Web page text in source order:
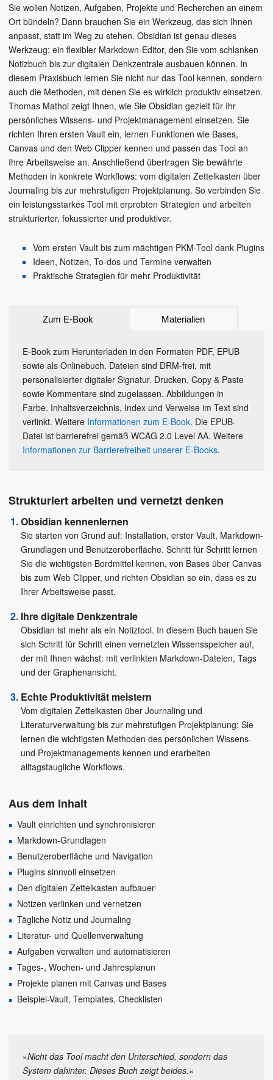
Sie wollen Notizen, Aufgaben, Projekte und Recherchen an einem
Ort bündeln? Dann brauchen Sie ein Werkzeug, das sich Ihnen
anpasst, statt im Weg zu stehen. Obsidian ist genau dieses
Werkzeug: ein flexibler Markdown-Editor, den Sie vom schlanken
Notizbuch bis zur digitalen Denkzentrale ausbauen können. In
diesem Praxisbuch lernen Sie nicht nur das Tool kennen, sondern
auch die Methoden, mit denen Sie es wirklich produktiv einsetzen.
Thomas Mathoi zeigt Ihnen, wie Sie Obsidian gezielt für Ihr
persönliches Wissens- und Projektmanagement einsetzen. Sie
richten Ihren ersten Vault ein, lernen Funktionen wie Bases,
Canvas und den Web Clipper kennen und passen das Tool an
Ihre Arbeitsweise an. Anschließend übertragen Sie bewährte
Methoden in konkrete Workflows: vom digitalen Zettelkasten über
Journaling bis zur mehrstufigen Projektplanung. So verbinden Sie
ein leistungsstarkes Tool mit erprobten Strategien und arbeiten
strukturierter, fokussierter und produktiver.
Vom ersten Vault bis zum mächtigen PKM-Tool dank Plugins
Ideen, Notizen, To-dos und Termine verwalten
Praktische Strategien für mehr Produktivität
Zum E-Book Materialien
E-Book zum Herunterladen in den Formaten PDF, EPUB
sowie als Onlinebuch. Dateien sind DRM-frei, mit
personalisierter digitaler Signatur. Drucken, Copy & Paste
sowie Kommentare sind zugelassen. Abbildungen in
Farbe. Inhaltsverzeichnis, Index und Verweise im Text sind
verlinkt. Weitere Informationen zum E-Book. Die EPUB-
Datei ist barrierefrei gemäß WCAG 2.0 Level AA. Weitere
Informationen zur Barrierefreiheit unserer E-Books.
Strukturiert arbeiten und vernetzt denken
Obsidian kennenlernen
Sie starten von Grund auf: Installation, erster Vault, Markdown-
Grundlagen und Benutzeroberfläche. Schritt für Schritt lernen
Sie die wichtigsten Bordmittel kennen, von Bases über Canvas
bis zum Web Clipper, und richten Obsidian so ein, dass es zu
Ihrer Arbeitsweise passt.
Ihre digitale Denkzentrale
Obsidian ist mehr als ein Notiztool. In diesem Buch bauen Sie
sich Schritt für Schritt einen vernetzten Wissensspeicher auf,
der mit Ihnen wächst: mit verlinkten Markdown-Dateien, Tags
und der Graphenansicht.
Echte Produktivität meistern
Vom digitalen Zettelkasten über Journaling und
Literaturverwaltung bis zur mehrstufigen Projektplanung: Sie
lernen die wichtigsten Methoden des persönlichen Wissens-
und Projektmanagements kennen und erarbeiten
alltagstaugliche Workflows.
Aus dem Inhalt
Vault einrichten und synchronisieren
Markdown-Grundlagen
Benutzeroberfläche und Navigation
Plugins sinnvoll einsetzen
Den digitalen Zettelkasten aufbauen
Notizen verlinken und vernetzen
Tägliche Notiz und Journaling
Literatur- und Quellenverwaltung
Aufgaben verwalten und automatisieren
Tages-, Wochen- und Jahresplanung
Projekte planen mit Canvas und Bases
Beispiel-Vault, Templates, Checklisten
»Nicht das Tool macht den Unterschied, sondern das
System dahinter. Dieses Buch zeigt beides.«